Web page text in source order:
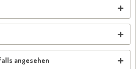
angesehen